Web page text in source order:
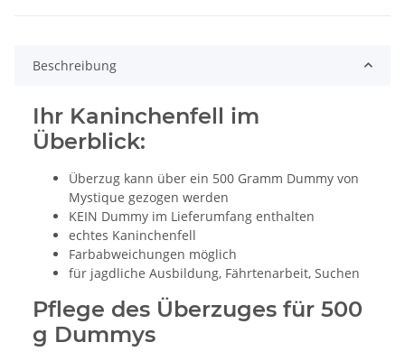
Beschreibung
Ihr Kaninchenfell im
Überblick:
Überzug kann über ein 500 Gramm Dummy von
Mystique gezogen werden
KEIN Dummy im Lieferumfang enthalten
echtes Kaninchenfell
Farbabweichungen möglich
für jagdliche Ausbildung, Fährtenarbeit, Suchen
Pflege des Überzuges für 500
g Dummys